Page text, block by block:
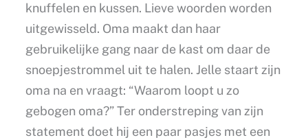
knuffelen en kussen. Lieve woorden worden
uitgewisseld. Oma maakt dan haar
gebruikelijke gang naar de kast om daar de
snoepjestrommel uit te halen. Jelle staart zijn
oma na en vraagt: “Waarom loopt u zo
gebogen oma?” Ter onderstreping van zijn
statement doet hij een paar pasjes met een